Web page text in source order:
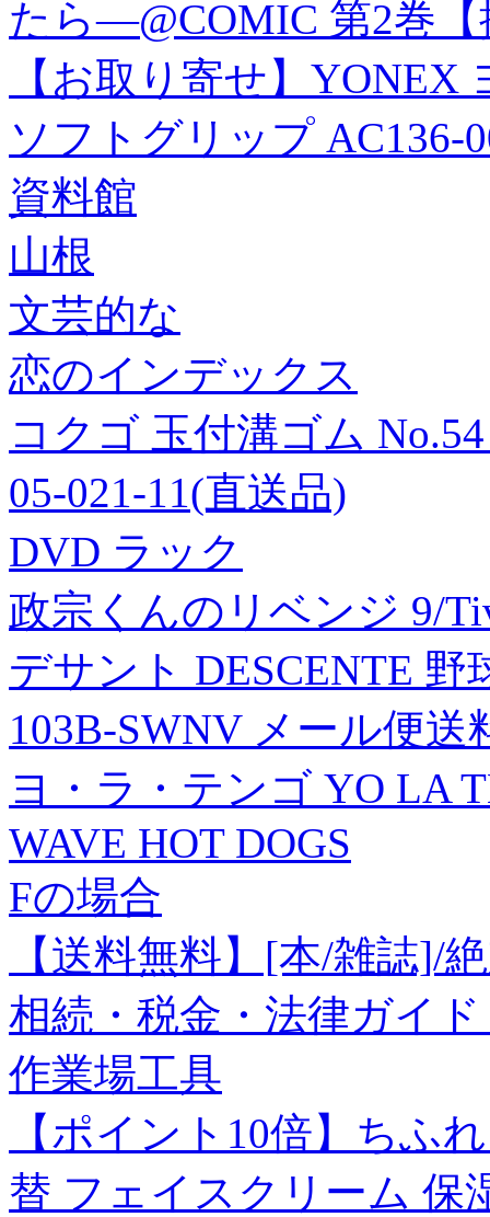
たら―@COMIC 第2巻
【お取り寄せ】
ソフトグリップ AC136-
資料館
山根
文芸的な
恋のインデックス
コクゴ 玉付溝ゴム
05-021-11(直送品)
DVD ラック
政宗くんのリベンジ 9/
デサント DESCENTE
103B-SWNV メール便送
ヨ・ラ・テンゴ YO LA
WAVE HOT DOGS
Fの場合
【送料無料】[本/雑誌]/
相続・税金・法律ガイ
作業場工具
【ポイント10倍】ちふ
替 フェイスクリーム 保